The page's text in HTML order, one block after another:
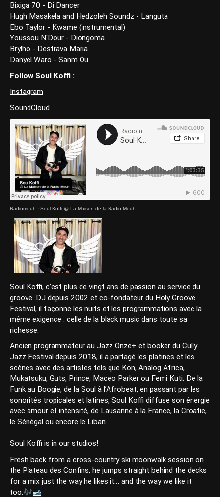
Bixiga 70 - Di Dancer
Hugh Masakela and Hedzoleh Soundz - Languta
Ebo Taylor - Kwame (instrumental)
Youssou N'Dour - Diongoma
Brylho - Destrava Maria
Danyel Waro - Sanm Ou
Follow Soul Koffi :
Instagram
SoundCloud
Radiomeuh · Soul Koffi @ La Maison de la Radio Meuh
Soul Koffi, c’est plus de vingt ans de passion au service du
groove. DJ depuis 2002 et co-fondateur du Holy Groove
Festival, il façonne les nuits et les programmations avec la
même exigence : celle de la black music dans toute sa
richesse.
Ancien programmateur au Jazz Onze+ et booker du Cully
Jazz Festival depuis 2018, il a partagé les platines et les
scènes avec des artistes tels que Kon, Analog Africa,
Mukatsuku, Guts, Prince, Maceo Parker ou Femi Kuti. De la
Funk au Boogie, de la Soul à l’Afrobeat, en passant par les
sonorités tropicales et latines, Soul Koffi diffuse son énergie
avec amour et intensité, de Lausanne à la France, la Croatie,
le Sénégal ou encore le Liban.
Soul Koffi is in our studios!
Fresh back from a cross-country ski moonwalk session on
the Plateau des Confins, he jumps straight behind the decks
for a mix just the way he likes it… and the way we like it
too.🎶🎿